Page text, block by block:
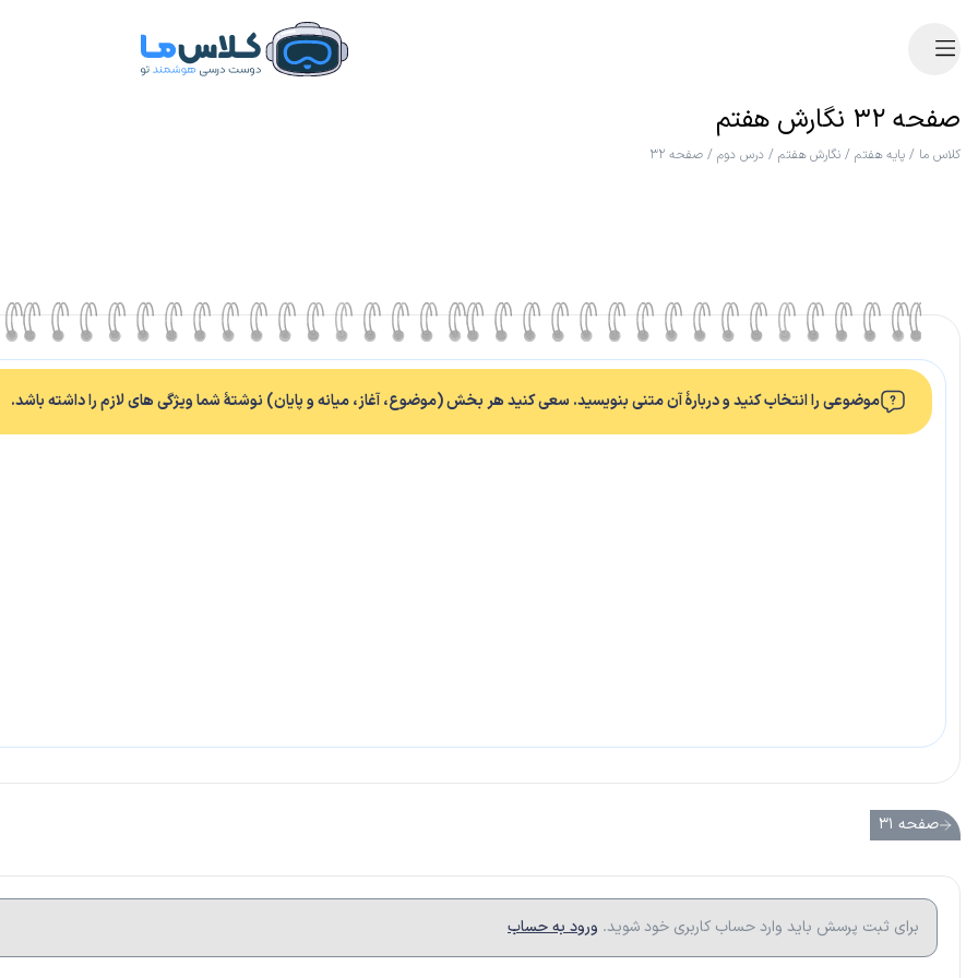
صفحه ۳۲ نگارش هفتم
کلاس ما / پایه هفتم / نگارش هفتم / درس دوم / صفحه ۳۲
موضوعی را انتخاب کنید و دربارۀ آن متنی بنویسید. سعی کنید هر بخش (موضوع، آغاز، میانه و پایان) نوشتۀ شما ویژگی های لازم را داشته باشد.
صفحه ۳۱
برای ثبت پرسش باید وارد حساب کاربری خود شوید. ورود به حساب